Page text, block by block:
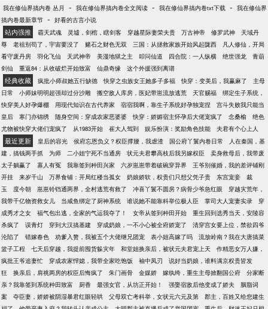
他好师尊的一句不喜欢。 因为不喜欢他。 所以迎来了
各种不公。 最后，因为从小时候养到大的灵兽被师尊
杀死，反派黑化，拉着世界为他陪葬。 系统要求。 在
不改动原着的情况下，改变原着灭世结局。 宿主获得
死遁重活一世的机会。 暮成雪：…… 有病就去治。
你将人捅个半死，还希望他不计前嫌？ 他是脾气好，
不是没脑子。 所幸他穿过来的时候，反派还小，他还
有暗箱操作的机会。 就在他九死一生，费尽心机以为
反派以后肯定会根正苗红，一路硕博的时候，一觉醒
来，发现自己四肢被绑。 原本乖巧徒弟，偏执的看着
他“师尊，地狱好冷，你来陪我好不好？” 暮成雪“……”
我在修仙界搞内卷 丛月 - 我在修仙界搞内卷全文阅读 - 我在修仙界搞内卷txt下载 - 我在修仙界
搞内卷最新章节 - 好看的古言小说
站内强推 霸天武魂 灵墟，剑棺，瞎剑客 穿越星际妻荣夫贵 万古神帝 修罗武神
天域丹
尊
老祖别苟了，宇宙要没了 赌石之财色无双 三国：从拯救家族开始风起陇西
凡人修仙，开局
看守废丹房
羽化飞仙 天武神帝 美漫地狱之主 叩问仙道 四合院：一人纵横 绝世强龙
青葫
剑仙
重返84：从收破烂开始致富 仙鼎奇缘 这个外援强到离谱
经典收藏 疯批小师叔她五行缺德 快穿之虫族女王她多子多福 快穿：变美后，我赢麻了
主母
日常
小师妹明明超强却过分沙雕 搬空敌人库房，医妃带崽流放逃荒 天官赐福
绑定生子系统，
快穿美人好孕爆棚
用现代知识在古代养家 宿宿我啊，靠生子系统好孕独宠捏
宫斗失败我只能当
皇后
寒门亦锦绣 随身空间：穿成农家恶婆婆 快穿：娇媚宿主怀孕后大佬宠疯了 念桑榆
绝色
尤物被快穿大佬们宠疯了
从1983开始 崔大人驾到 娱乐扮演：奖励角色技能 夫君有个心上人
最近更新 皇后的容光 侯府忘恩负义？权臣撑腰，我虐渣 国公府丫鬟内卷日常
人在秦国，基
建，搞钱两手抓
为师 二小姐宁死不当通房 状元夫君攀高枝后我另嫁权臣
卖身救母后，我带废
太子躺赢了
寡人有冤 我靠签到种田兴家 六岁崽崽带着破碗穿异界
王爷别催婚，我的差评铺刚
开挂
来岁千山 万界食铺：开局红楼当孤女 奶娘娇软，权贵们只想父凭子贵 东宫宠妾
裁
玉
度今朝 崽崽铃铛通两界，全村逃荒有救了 冲喜丫鬟不圆房？病骨少爷急红眼
穿越灾荒年，
我带千亿物资救女儿
当咸鱼绑定了厨神系统 谁说她不能靠科举位极人臣 掌司大人宠妻实录
穿
成秀才之女
福气包出逃，全家的气运我夺了！ 女帝从签到种田开始
重生回到选秀当天，安陵容
杀疯了
误青灯 穿到大汉搞基建 穿成奶娘，一不小心被全府娇宠了
清穿宫女要上位，禁欲四爷
沦陷了
错嫁春色 劝爹入赘，我被五个大佬继兄团宠 表小姐高嫁了吗
流放岭南？我在大唐搞菜
篮子工程
七天后穿越，我提前囤货躲灾年 和堂姐换亲后，被状元夫君宠上天
作精恶女万人嫌，
疯批王爷追妻忙
穿成农家悍媳，我带全家吃饱饭 袖中凤刃
说好当奶娘，谁料满京权贵皆发
狂
换亲后，肩祧两房的权臣后悔疯了 朱门画骨 金媒娇 嫁纨绔，重生主母掀翻国公府
分家断
亲？我靠签到系统种田致富
厨香 最强女官，从坊正开始！ 强娶宿敌后他变成了娇夫
胭脂词
案
夺臣妻，娇娇被阴湿暴君红眼轻哄 父母双亡考科举，女状元六元及第
郡主，百姓又给您建生